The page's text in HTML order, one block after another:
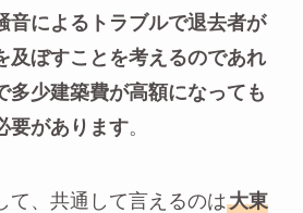
音によるトラブルで退去者が
及ぼすことを考えるのであれ
多少建築費が高額になっても
要があります。
て、共通して言えるのは大東